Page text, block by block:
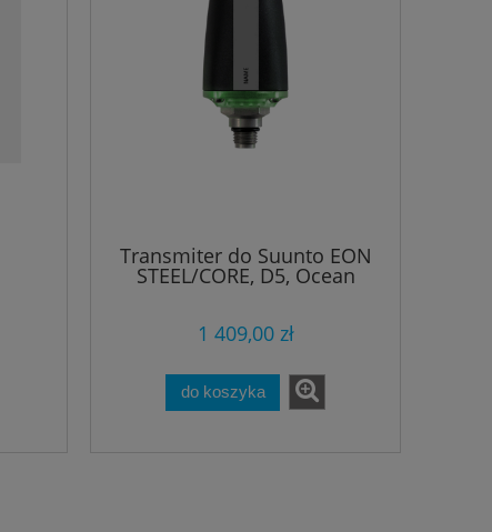
Transmiter do Suunto EON
STEEL/CORE, D5, Ocean
1 409,00 zł
do koszyka